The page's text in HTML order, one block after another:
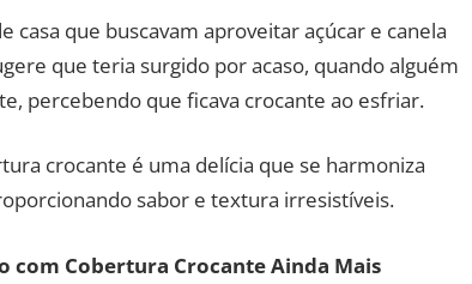
que buscavam aproveitar açúcar e canela
que teria surgido por acaso, quando alguém
percebendo que ficava crocante ao esfriar.
crocante é uma delícia que se harmoniza
sabor e textura irresistíveis.
com Cobertura Crocante Ainda Mais